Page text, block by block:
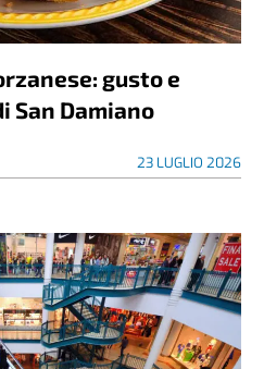
gusto e
San Damiano
23 LUGLIO 2026